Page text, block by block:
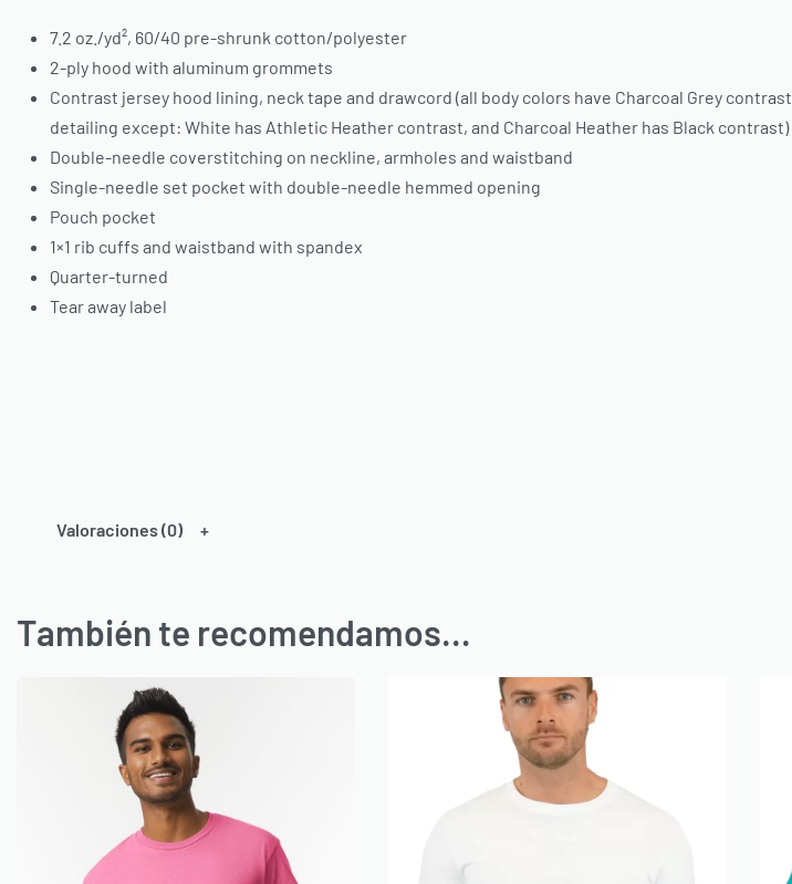
7.2 oz./yd², 60/40 pre-shrunk cotton/polyester
2-ply hood with aluminum grommets
Contrast jersey hood lining, neck tape and drawcord (all body colors have Charcoal Grey contrast
detailing except: White has Athletic Heather contrast, and Charcoal Heather has Black contrast)
Double-needle coverstitching on neckline, armholes and waistband
Single-needle set pocket with double-needle hemmed opening
Pouch pocket
1×1 rib cuffs and waistband with spandex
Quarter-turned
Tear away label
Valoraciones (0)
También te recomendamos…